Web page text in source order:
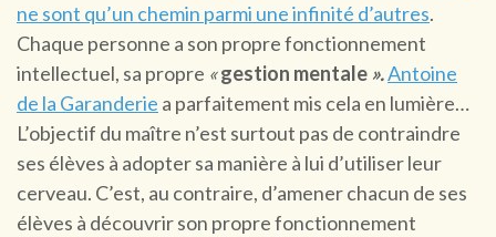
ne sont qu’un chemin parmi une infinité d’autres.
Chaque personne a son propre fonctionnement
intellectuel, sa propre «gestion mentale ».Antoine
de la Garanderie a parfaitement mis cela en lumière…
L’objectif du maître n’est surtout pas de contraindre
ses élèves à adopter sa manière à lui d’utiliser leur
cerveau. C’est, au contraire, d’amener chacun de ses
élèves à découvrir son propre fonctionnement